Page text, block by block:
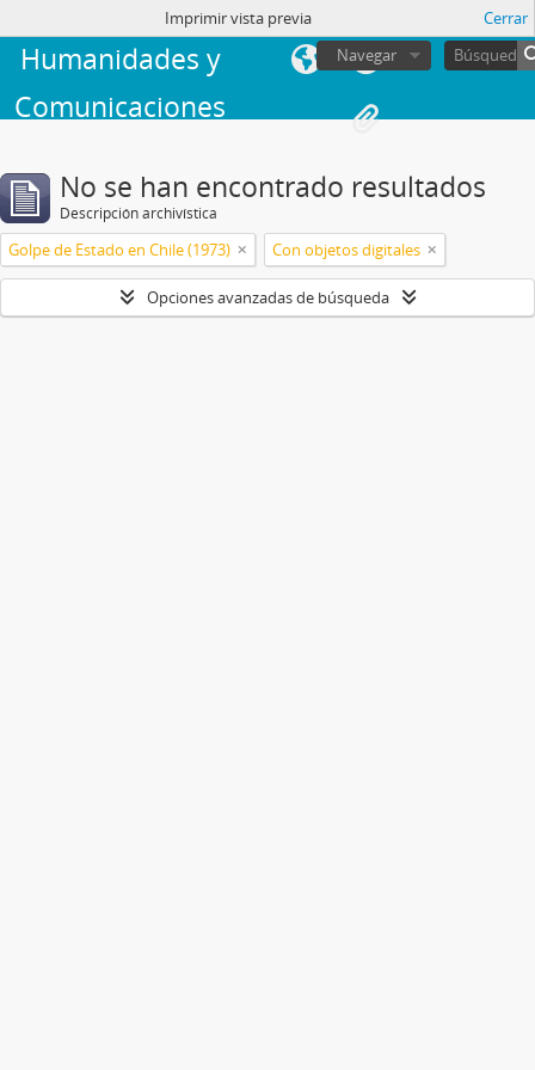
Facultad de
Humanidades y
Comunicaciones
sesión
Navegar
Imprimir vista previa Cerrar
No se han encontrado resultados
Descripción archivística
Golpe de Estado en Chile (1973) Con objetos digitales
Opciones avanzadas de búsqueda